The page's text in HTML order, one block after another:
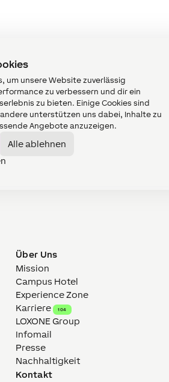
um unsere Website zuverlässig
zu verbessern und dir ein
zu bieten. Einige Cookies sind
unterstützen uns dabei, Inhalte zu
Angebote anzuzeigen.
Alle ablehnen
Über Uns
Mission
Campus Hotel
Experience Zone
Karriere
104
LOXONE Group
Infomail
Presse
Nachhaltigkeit
Kontakt